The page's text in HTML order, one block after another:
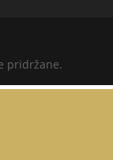
pridržane.